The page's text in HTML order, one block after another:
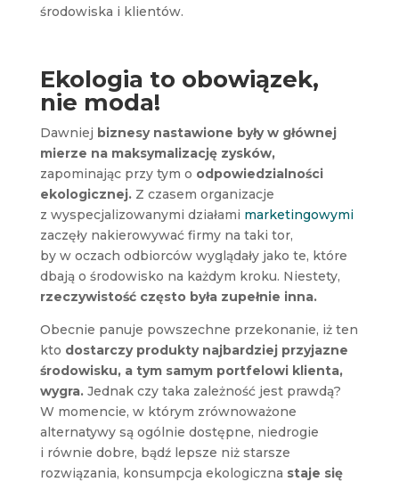
środowiska i klientów.
Ekologia to obowiązek,
nie moda!
Dawniej biznesy nastawione były w głównej
mierze na maksymalizację zysków,
zapominając przy tym o odpowiedzialności
ekologicznej.Z czasem organizacje
z wyspecjalizowanymi działami marketingowymi
zaczęły nakierowywać firmy na taki tor,
by w oczach odbiorców wyglądały jako te, które
dbają o środowisko na każdym kroku. Niestety,
rzeczywistość często była zupełnie inna.
Obecnie panuje powszechne przekonanie, iż ten
kto dostarczy produkty najbardziej przyjazne
środowisku, a tym samym portfelowi klienta,
wygra.Jednak czy taka zależność jest prawdą?
W momencie, w którym zrównoważone
alternatywy są ogólnie dostępne, niedrogie
i równie dobre, bądź lepsze niż starsze
rozwiązania, konsumpcja ekologiczna staje się